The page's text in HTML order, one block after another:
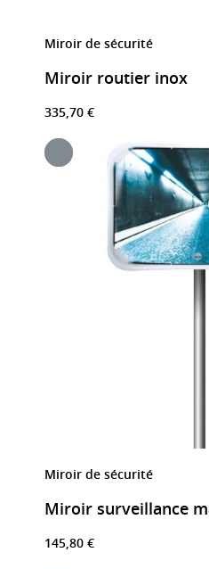
Miroir de sécurité
Miroir routier inox
335,70 €
Miroir de sécurité
145,80 €